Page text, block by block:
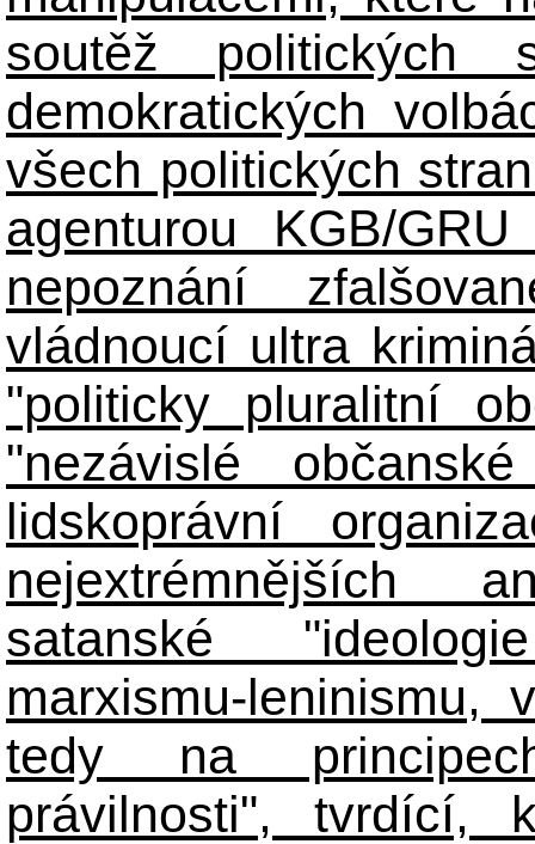
soutěž politických
demokratických
všech politických
agenturou KGB/
nepoznání
vládnoucí ultra
"politicky pluralitní
"nezávislé
lidskoprávní
nejextrémnějších
satanské
marxismu-leninismu,
tedy na
právilnosti", tvrdící,